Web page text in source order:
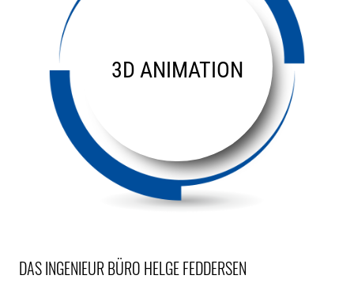
3D ANIMATION
DAS INGENIEUR BÜRO HELGE FEDDERSEN